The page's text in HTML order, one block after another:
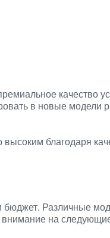
качество
в новые модели
благодаря
бюджет. Различные
внимание на